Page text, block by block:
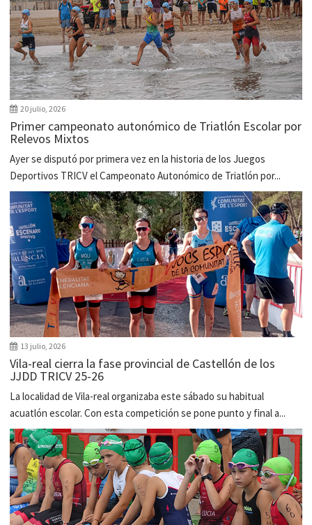
20 julio, 2026
Primer campeonato autonómico de Triatlón Escolar por
Relevos Mixtos
Ayer se disputó por primera vez en la historia de los Juegos
Deportivos TRICV el Campeonato Autonómico de Triatlón por...
13 julio, 2026
Vila-real cierra la fase provincial de Castellón de los
JJDD TRICV 25-26
La localidad de Vila-real organizaba este sábado su habitual
acuatlón escolar. Con esta competición se pone punto y final a...